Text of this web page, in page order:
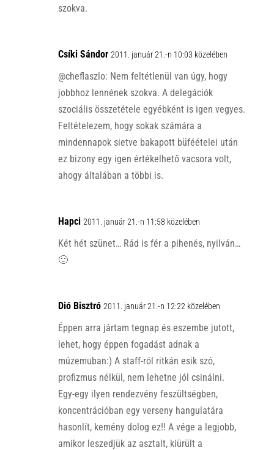
szokva.
Csíki Sándor 2011. január 21.-n 10:03 közelében
@cheflaszlo: Nem feltétlenül van úgy, hogy
jobbhoz lennének szokva. A delegációk
szociális összetétele egyébként is igen vegyes.
Feltételezem, hogy sokak számára a
mindennapok sietve bakapott büféételei után
ez bizony egy igen értékelhető vacsora volt,
ahogy általában a többi is.
Hapci 2011. január 21.-n 11:58 közelében
Két hét szünet… Rád is fér a pihenés, nyilván…
🙂
Dió Bisztró 2011. január 21.-n 12:22 közelében
Éppen arra jártam tegnap és eszembe jutott,
lehet, hogy éppen fogadást adnak a
múzemuban:) A staff-ról ritkán esik szó,
profizmus nélkül, nem lehetne jól csinálni.
Egy-egy ilyen rendezvény feszültségben,
koncentrációban egy verseny hangulatára
hasonlít, kemény dolog ez!! A vége a legjobb,
amikor leszedjük az asztalt, kiürült a